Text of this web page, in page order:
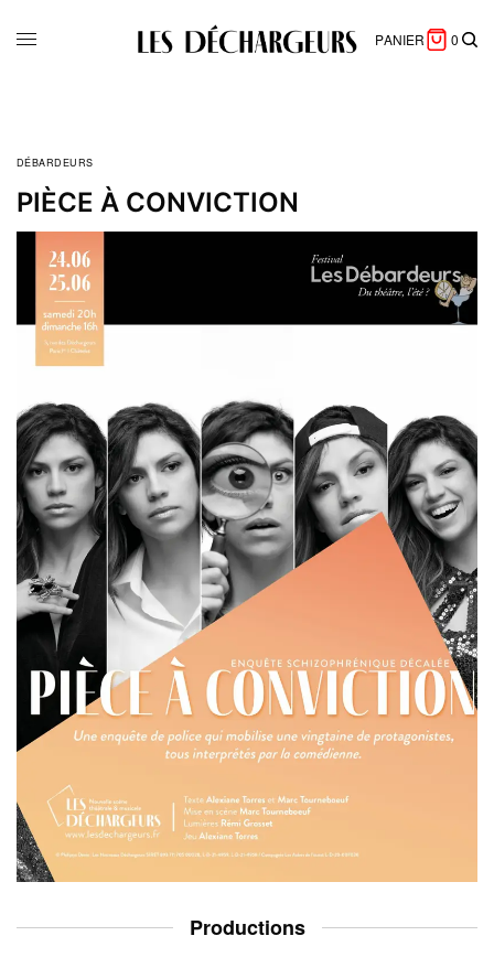
PANIER 0
DÉBARDEURS
PIÈCE À CONVICTION
Productions